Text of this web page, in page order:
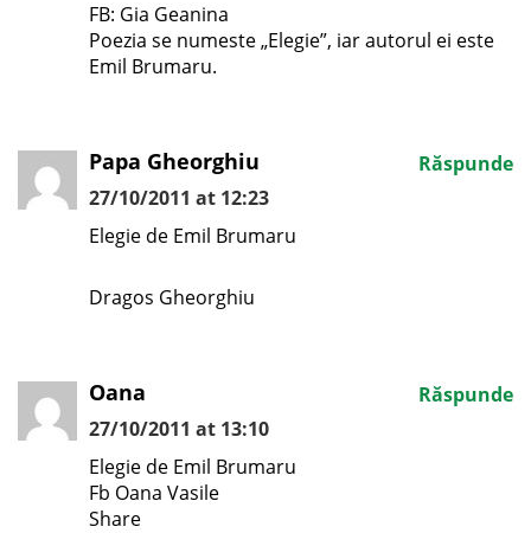
FB: Gia Geanina
Poezia se numeste „Elegie”, iar autorul ei este
Emil Brumaru.
Papa Gheorghiu
27/10/2011 at 12:23
Elegie de Emil Brumaru
Dragos Gheorghiu
Răspunde
Oana
27/10/2011 at 13:10
Elegie de Emil Brumaru
Fb Oana Vasile
Share
Răspunde